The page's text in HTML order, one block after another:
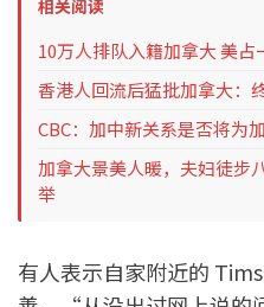
相关阅读
10万人排队入籍加拿大 美占
香港人回流后猛批加拿大：
CBC：加中新关系是否将为
加拿大景美人暖，夫妇徒步
举
有人表示自家附近的